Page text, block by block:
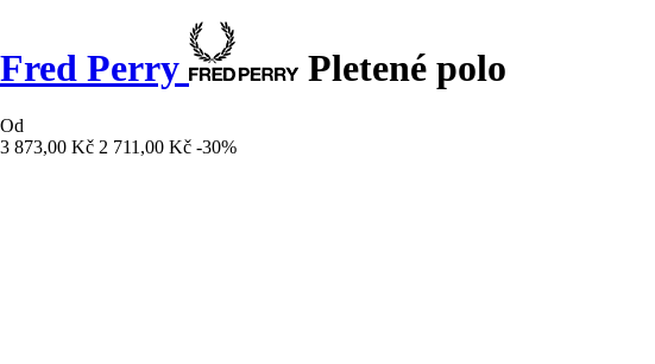
Fred Perry Pletené polo
Od
3 873,00 Kč 2 711,00 Kč -30%